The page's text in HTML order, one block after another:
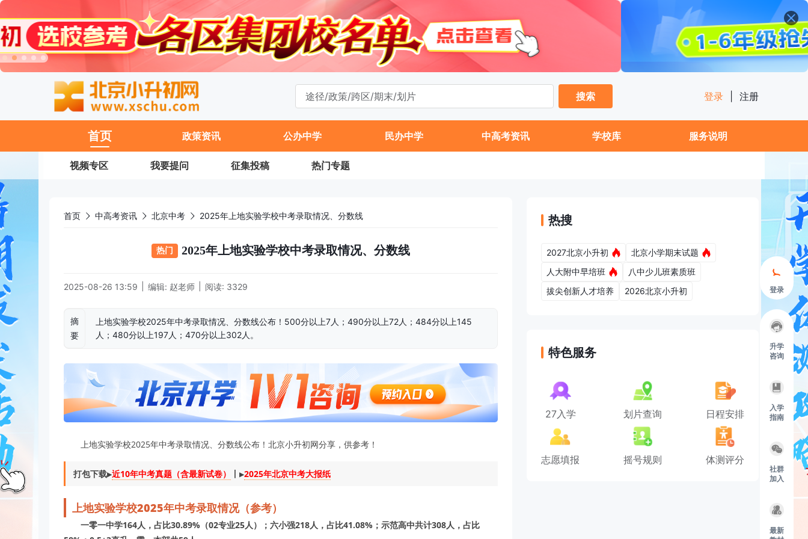
登录
升学
咨询
入学
指南
社群
加入
最新
搜索
登录 注册
首页 政策资讯 公办中学 民办中学 中高考资讯 学校库 服务说明
视频专区 我要提问 征集投稿 热门专题
首页 中高考资讯 北京中考 2025年上地实验学校中考录取情况、分数线
热门 2025年上地实验学校中考录取情况、分数线
2025-08-26 13:59 编辑: 赵老师 阅读: 3329
摘
要
上地实验学校2025年中考录取情况、分数线公布！500分以上7人；490分以上72人；484分以上145
人；480分以上197人；470分以上302人。
上地实验学校2025年中考录取情况、分数线公布！北京小升初网分享，供参考！
打包下载▶️近10年中考真题（含最新试卷） 丨▶️2025年北京中考大报纸
上地实验学校2025年中考录取情况（参考）
一零一中学164人，占比30.89%（02专业25人）；六小强218人，占比41.08%；示范高中共计308人，占比
热搜
2027北京小升初
北京小学期末试题
人大附中早培班
八中少儿班素质班
拔尖创新人才培养
2026北京小升初
特色服务
27入学 划片查询 日程安排
志愿填报 摇号规则 体测评分